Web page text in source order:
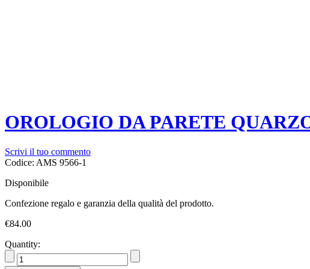
OROLOGIO DA PARETE
Scrivi il tuo commento
Codice: AMS 9566-1
Disponibile
Confezione regalo e garanzia della qualità del prodotto.
€84.00
Quantity: